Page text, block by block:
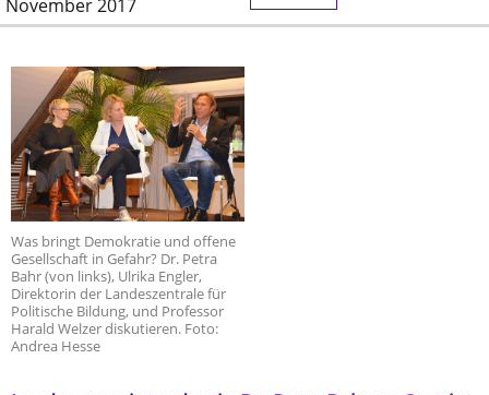
November 2017
Was bringt Demokratie und offene
Gesellschaft in Gefahr? Dr. Petra
Bahr (von links), Ulrika Engler,
Direktorin der Landeszentrale für
Politische Bildung, und Professor
Harald Welzer diskutieren. Foto:
Andrea Hesse